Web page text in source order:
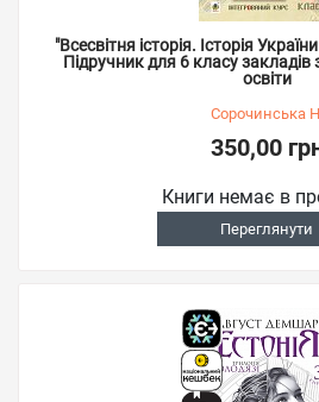
"Всесвітня історія. Історія
Підручник для 6 класу закладів
освіти
Сорочинська
350,00
Книги немає в
Переглянути